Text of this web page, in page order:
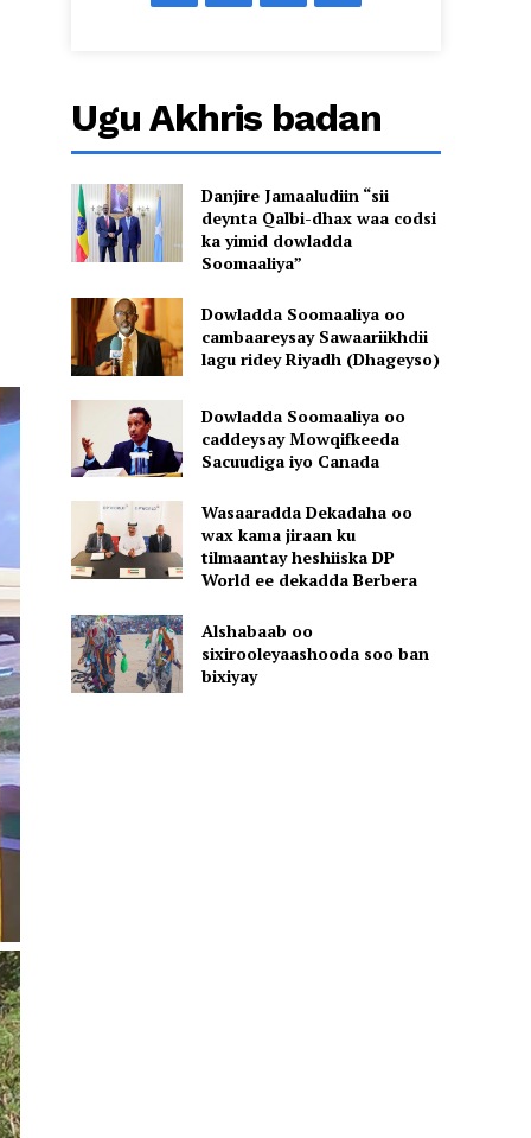
Ugu Akhris badan
Danjire Jamaaludiin “sii
deynta Qalbi-dhax waa codsi
ka yimid dowladda
Soomaaliya”
Dowladda Soomaaliya oo
cambaareysay Sawaariikhdii
lagu ridey Riyadh (Dhageyso)
Dowladda Soomaaliya oo
caddeysay Mowqifkeeda
Sacuudiga iyo Canada
Wasaaradda Dekadaha oo
wax kama jiraan ku
tilmaantay heshiiska DP
World ee dekadda Berbera
Alshabaab oo
sixirooleyaashooda soo ban
bixiyay